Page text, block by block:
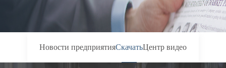
Новости предприятияСкачатьЦентр видео